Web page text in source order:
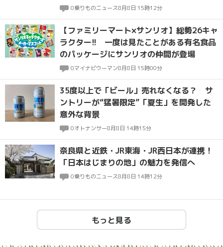
0乗りものニュース8月8日 15時12分
【ファミリーマート×サンリオ】総勢26キャ
ラクター!! 一度は見たことがある有名食品
のパッケージにサンリオの仲間が登場
0マイナビウーマン8月8日 15時00分
35度以上で「ビール」売れなくなる？ サ
ントリーが“猛暑限定”「夏生」を開発した
意外な背景
0オトナンサー8月8日 14時15分
奈良県と近鉄・JR東海・JR西日本が連携！
「日本はじまりの地」の魅力を発信へ
0乗りものニュース8月8日 14時12分
もっと見る